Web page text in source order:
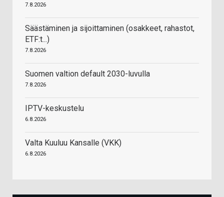
7.8.2026
Säästäminen ja sijoittaminen (osakkeet, rahastot,
ETF:t...)
7.8.2026
Suomen valtion default 2030-luvulla
7.8.2026
IPTV-keskustelu
6.8.2026
Valta Kuuluu Kansalle (VKK)
6.8.2026